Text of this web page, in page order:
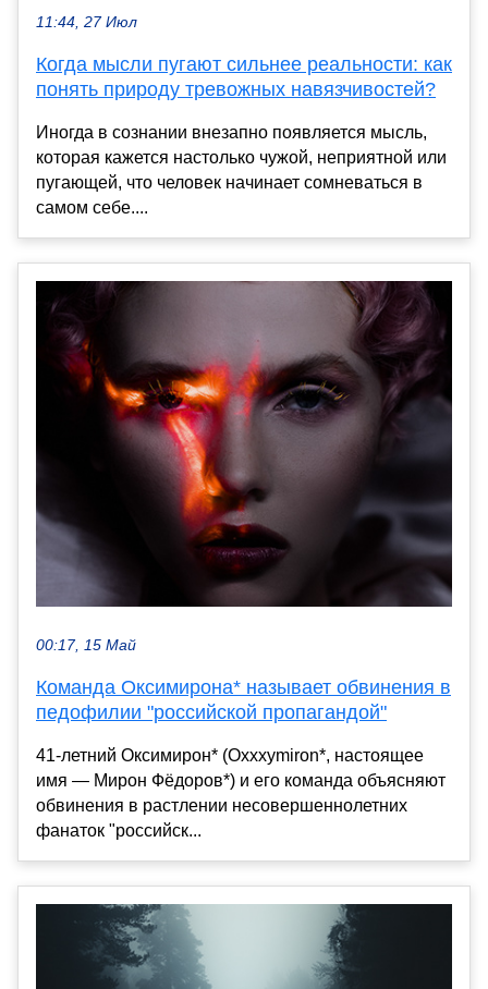
11:44, 27 Июл
Когда мысли пугают сильнее реальности: как
понять природу тревожных навязчивостей?
Иногда в сознании внезапно появляется мысль,
которая кажется настолько чужой, неприятной или
пугающей, что человек начинает сомневаться в
самом себе....
00:17, 15 Май
Команда Оксимирона* называет обвинения в
педофилии "российской пропагандой"
41-летний Оксимирон* (Oxxxymiron*, настоящее
имя — Мирон Фёдоров*) и его команда объясняют
обвинения в растлении несовершеннолетних
фанаток "российск...